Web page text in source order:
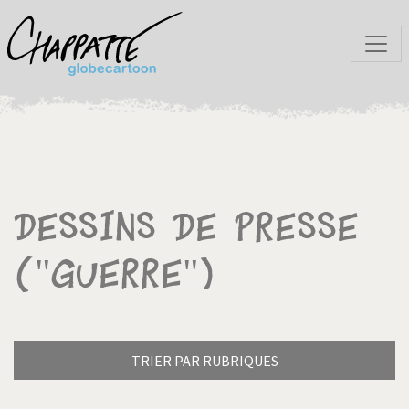
Dessins de presse
("Guerre")
TRIER PAR RUBRIQUES